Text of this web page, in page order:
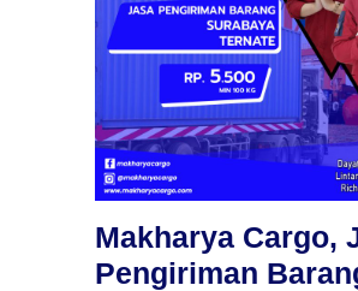
Makharya Cargo,
Pengiriman